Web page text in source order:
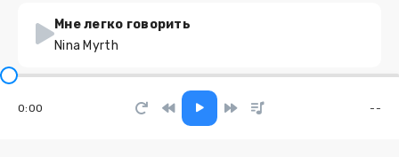
Мне легко говорить
Nina Myrth
ТАТАРИН, LAUR
0:00 --